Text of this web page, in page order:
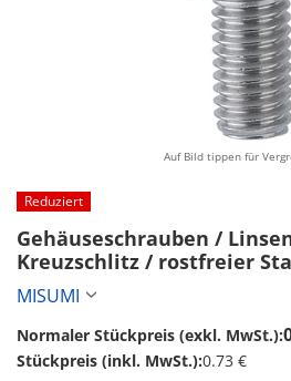
Auf Bild tippen für
Reduziert
Gehäuseschrauben /
Kreuzschlitz / rostfreier
20)
MISUMI
Normaler Stückpreis (exkl. MwSt.):
Stückpreis (inkl. MwSt.):0.73 €